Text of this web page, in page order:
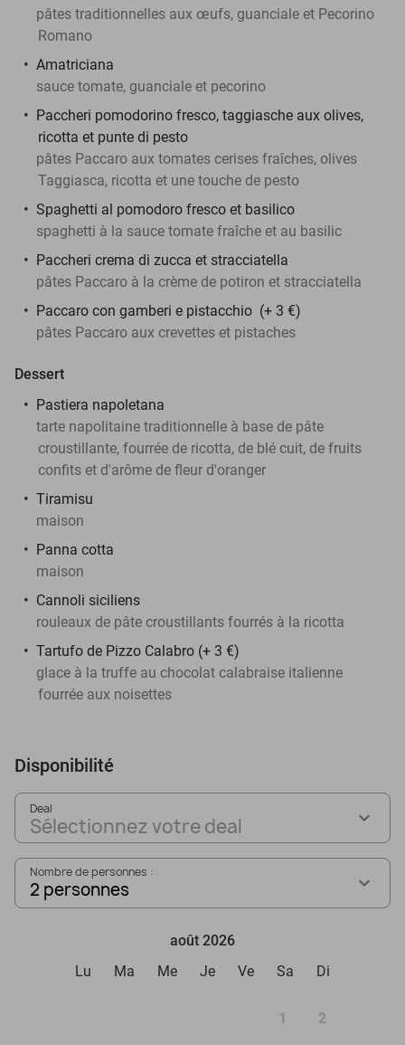
pâtes traditionnelles aux œufs, guanciale et Pecorino
Romano
Amatriciana
sauce tomate, guanciale et pecorino
Paccheri pomodorino fresco, taggiasche aux olives,
ricotta et punte di pesto
pâtes Paccaro aux tomates cerises fraîches, olives
Taggiasca, ricotta et une touche de pesto
Spaghetti al pomodoro fresco et basilico
spaghetti à la sauce tomate fraîche et au basilic
Paccheri crema di zucca et stracciatella
pâtes Paccaro à la crème de potiron et stracciatella
Paccaro con gamberi e pistacchio (+ 3 €)
pâtes Paccaro aux crevettes et pistaches
Dessert
Pastiera napoletana
tarte napolitaine traditionnelle à base de pâte
croustillante, fourrée de ricotta, de blé cuit, de fruits
confits et d'arôme de fleur d'oranger
Tiramisu
maison
Panna cotta
maison
Cannoli siciliens
rouleaux de pâte croustillants fourrés à la ricotta
Tartufo de Pizzo Calabro (+ 3 €)
glace à la truffe au chocolat calabraise italienne
fourrée aux noisettes
Disponibilité
Deal
Sélectionnez votre deal
Nombre de personnes :
2 personnes
août 2026
Lu
Ma Me Je Ve Sa Di
1 2